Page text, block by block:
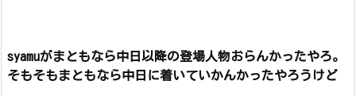
syamuがまともなら中日以降の登場人物おらんかったやろ。
そもそもまともなら中日に着いていかんかったやろうけど